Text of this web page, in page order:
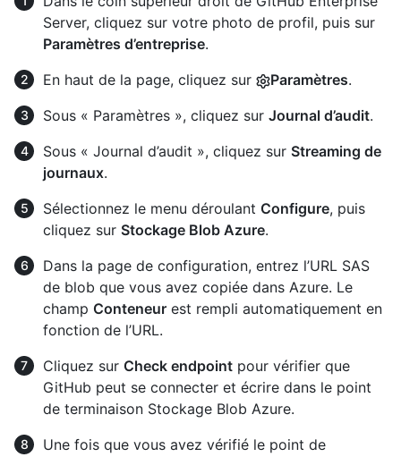
Server, cliquez sur votre photo de profil, puis sur
Paramètres d’entreprise.
En haut de la page, cliquez sur
Paramètres.
Sous « Paramètres », cliquez sur Journal d’audit.
Sous « Journal d’audit », cliquez sur Streaming de
journaux.
Sélectionnez le menu déroulant Configure, puis
cliquez sur Stockage Blob Azure.
Dans la page de configuration, entrez l’URL SAS
de blob que vous avez copiée dans Azure. Le
champ Conteneur est rempli automatiquement en
fonction de l’URL.
Cliquez sur Check endpoint pour vérifier que
GitHub peut se connecter et écrire dans le point
de terminaison Stockage Blob Azure.
Une fois que vous avez vérifié le point de